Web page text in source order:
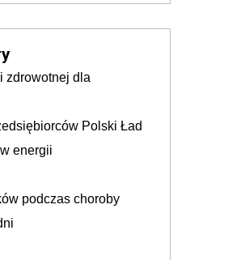
zdrowotnej dla
Polski Ład
energii
podczas choroby